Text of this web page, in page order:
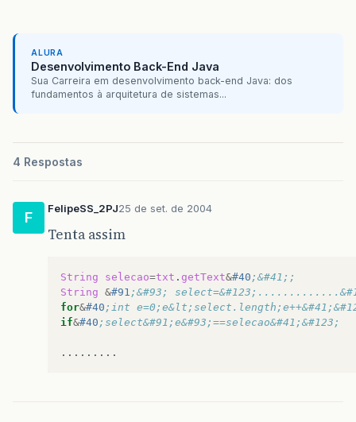
ALURA
Desenvolvimento Back-End Java
Sua Carreira em desenvolvimento back-end Java: dos
fundamentos à arquitetura de sistemas...
4 Respostas
F
FelipeSS_2PJ25 de set. de 2004
Tenta assim
String selecao=txt . getText&#40 ;&#41;;
String &#91 ;&#93;
for&#40 ;int
if&#40 ;select&#91;e&#93;==selecao&#41;&#123;